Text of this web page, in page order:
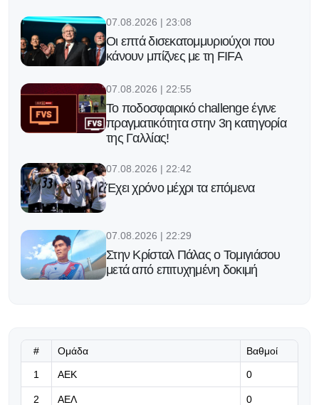
07.08.2026 | 23:08
Οι επτά δισεκατομμυριούχοι που
κάνουν μπίζνες με τη FIFA
07.08.2026 | 22:55
Το ποδοσφαιρικό challenge έγινε
πραγματικότητα στην 3η κατηγορία
της Γαλλίας!
07.08.2026 | 22:42
Έχει χρόνο μέχρι τα επόμενα
07.08.2026 | 22:29
Στην Κρίσταλ Πάλας ο Τομιγιάσου
μετά από επιτυχημένη δοκιμή
Η Γαλατασαράι πάει για το
# Ομάδα Βαθμοί
1 ΑΕΚ 0
2 ΑΕΛ 0